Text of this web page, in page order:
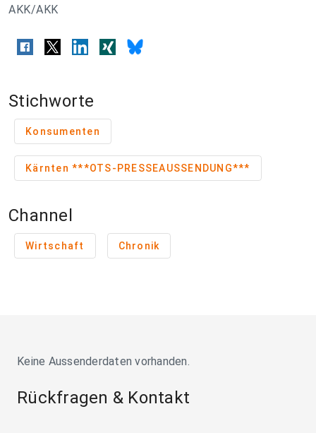
AKK/AKK
Stichworte
Konsumenten
Kärnten ***OTS-PRESSEAUSSENDUNG***
Channel
Wirtschaft Chronik
Keine Aussenderdaten vorhanden.
Rückfragen & Kontakt